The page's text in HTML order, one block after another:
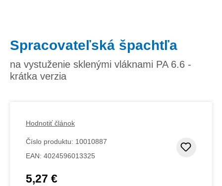
Spracovateľská špachtľa
na vystuženie sklenými vláknami PA 6.6 -
krátka verzia
Hodnotiť článok
Číslo produktu: 10010887
EAN: 4024596013325
Bežná cena:
5,27 €